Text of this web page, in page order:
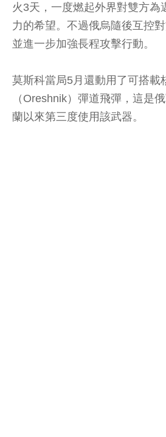
火3天，一度燃起外界對雙方為
力的希望。不過俄烏隨後互控
並進一步加強長程攻擊行動。
莫斯科當局5月還動用了可搭載
（Oreshnik）彈道飛彈，這是
蘭以來第三度使用該武器。